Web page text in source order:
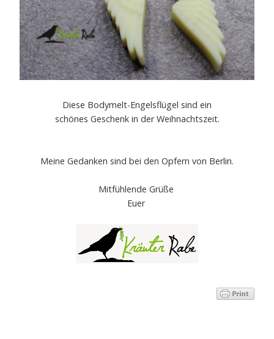
Diese Bodymelt-Engelsflügel sind ein
schönes Geschenk in der Weihnachtszeit.
Meine Gedanken sind bei den Opfern von Berlin.
Mitfühlende Grüße
Euer